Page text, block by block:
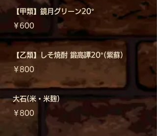
【甲類】鏡月グリーン20°
￥600
【乙類】しそ焼酎 鍛高譚20°(紫蘇)
￥800
大石(米・米麹)
￥800